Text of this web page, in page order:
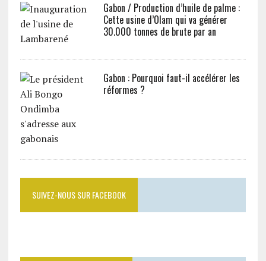
Gabon / Production d’huile de palme :
Cette usine d’Olam qui va générer
30.000 tonnes de brute par an
Gabon : Pourquoi faut-il accélérer les
réformes ?
SUIVEZ-NOUS SUR FACEBOOK